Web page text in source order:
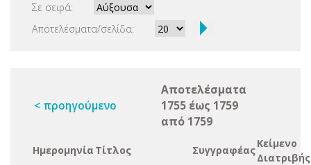
Σε σειρά:
Αποτελέσματα/σελίδα:
< προηγούμενο
Αποτελέσματα
1755 έως 1759
από 1759
Ημερομηνία Τίτλος Συγγραφέας
Κείμενο
Διατριβής